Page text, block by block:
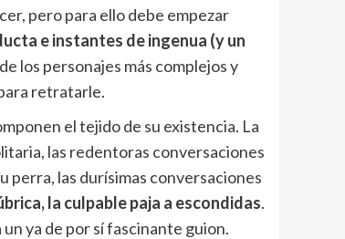
pero para ello debe empezar
e instantes de ingenua (y un
los personajes más complejos y
retratarle.
el tejido de su existencia. La
las redentoras conversaciones
perra, las durísimas conversaciones
la culpable paja a escondidas.
ya de por sí fascinante guion.